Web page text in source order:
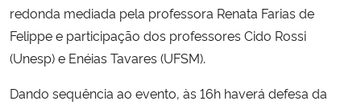
redonda mediada pela professora Renata Farias de
Felippe e participação dos professores Cido Rossi
(Unesp) e Enéias Tavares (UFSM).
Dando sequência ao evento, às 16h haverá defesa da